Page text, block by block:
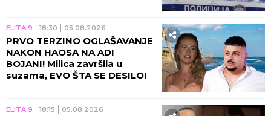
ELITA 9 18:30 05.08.2026
PRVO TERZINO OGLAŠAVANJE
NAKON HAOSA NA ADI
BOJANI! Milica završila u
suzama, EVO ŠTA SE DESILO!
ELITA 9 18:15 05.08.2026